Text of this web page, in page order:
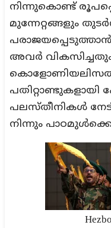
നിന്നുകൊണ്ട്
മുന്നേറ്റങ്ങളും
അവര്‍
പതിറ്റാണ്ടുകളായി
പലസ്തീനികള്‍
നിന്നും